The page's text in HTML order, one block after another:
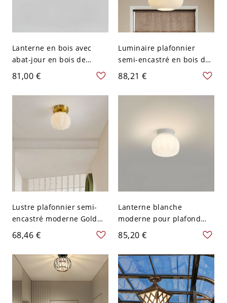
Lanterne en bois avec
abat-jour en bois de
caoutchouc, montée semi-
encastrée au plafond -
110 V-120 V 17,78 cm
81,00 €
Luminaire plafonnier
semi-encastré en bois de
style asiatique, couleur
naturelle avec abat-jour
en verre blanc - 110 V-120
88,21 €
Lustre plafonnier semi-
encastré moderne Gold
Lantern avec abat-jour en
verre blanc - 110 V-120 V
68,46 €
Lanterne blanche
moderne pour plafond
semi-encastré pour usage
résidentiel - 110 V-120 V
16,51 cm
85,20 €